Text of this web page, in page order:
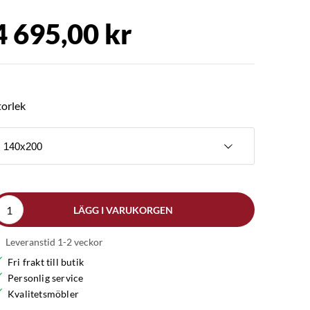
695,00 kr
140x200
LÄGG I VARUKORGEN
Leveranstid 1-2 veckor
Fri frakt till butik
Personlig service
Kvalitetsmöbler